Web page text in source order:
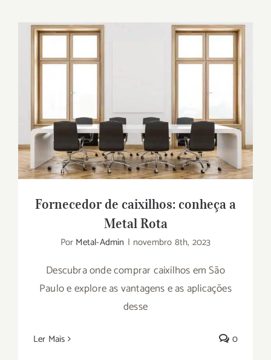
Fornecedor de caixilhos: conheça a Metal
Rota
Fornecedor de caixilhos: conheça a
Metal Rota
Por Metal-Admin | novembro 8th, 2023
Descubra onde comprar caixilhos em São
Paulo e explore as vantagens e as aplicações
desse
Ler Mais 0